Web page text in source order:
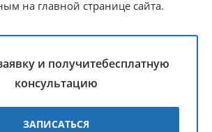
на главной странице сайта.
и получитебесплатную
консультацию
ЗАПИСАТЬСЯ